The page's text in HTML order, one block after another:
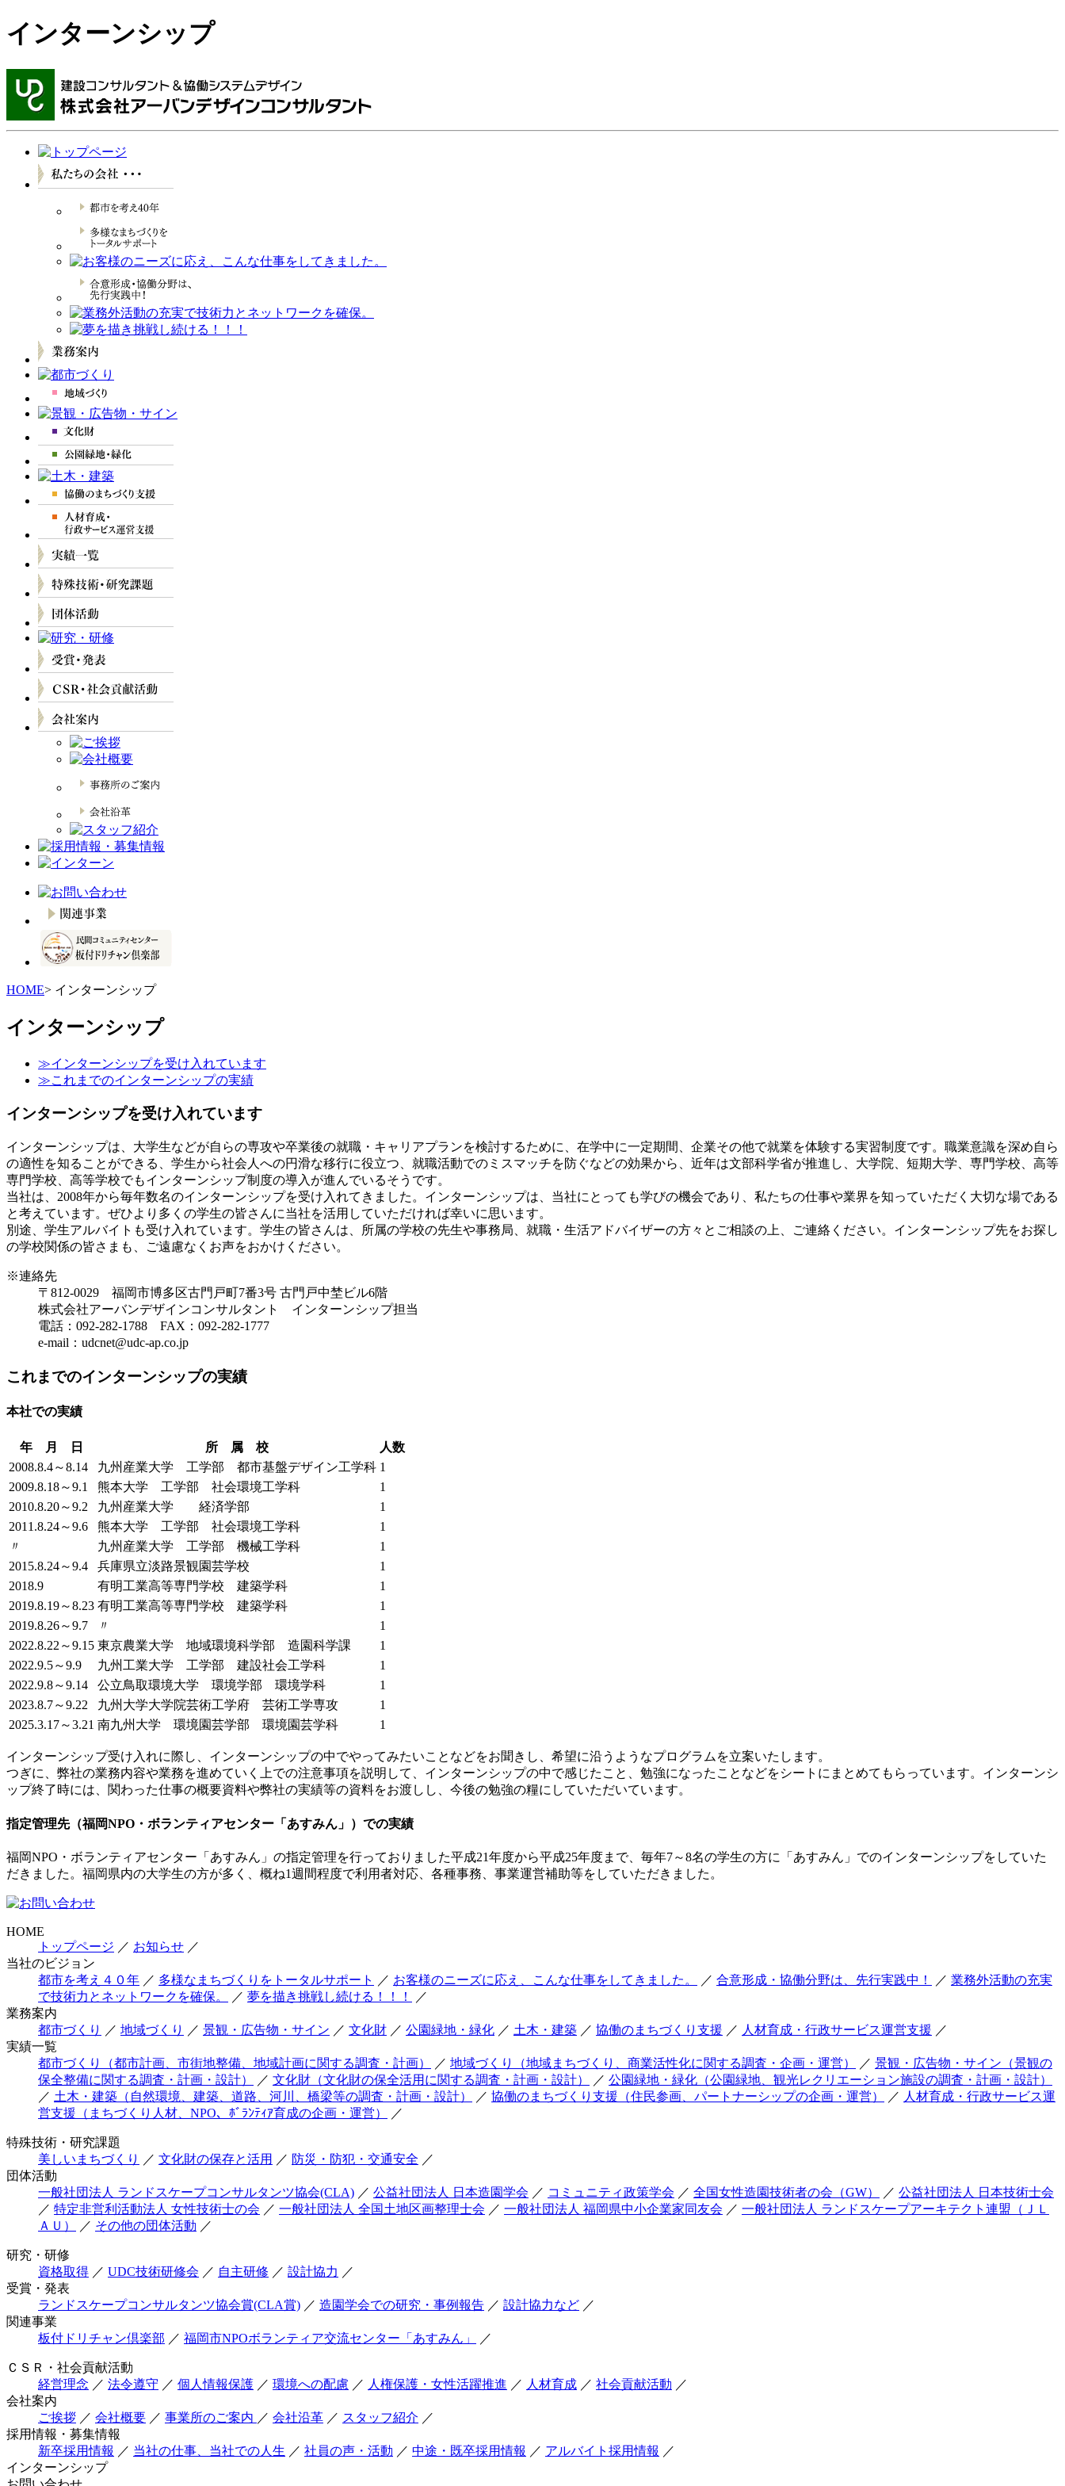
インターンシップ
HOME> インターンシップ
インターンシップ
≫インターンシップを受け入れています
≫これまでのインターンシップの実績
インターンシップを受け入れています
インターンシップは、大学生などが自らの専攻や卒業後の就職・キャリアプランを検討するために、在学中に一定期間、企業その他で就業を体験する実習制度です。職業意識を深め自ら
の適性を知ることができる、学生から社会人への円滑な移行に役立つ、就職活動でのミスマッチを防ぐなどの効果から、近年は文部科学省が推進し、大学院、短期大学、専門学校、高等
専門学校、高等学校でもインターンシップ制度の導入が進んでいるそうです。
当社は、2008年から毎年数名のインターンシップを受け入れてきました。インターンシップは、当社にとっても学びの機会であり、私たちの仕事や業界を知っていただく大切な場である
と考えています。ぜひより多くの学生の皆さんに当社を活用していただければ幸いに思います。
別途、学生アルバイトも受け入れています。学生の皆さんは、所属の学校の先生や事務局、就職・生活アドバイザーの方々とご相談の上、ご連絡ください。インターンシップ先をお探し
の学校関係の皆さまも、ご遠慮なくお声をおかけください。
※連絡先
〒812-0029 福岡市博多区古門戸町7番3号 古門戸中埜ビル6階
株式会社アーバンデザインコンサルタント インターンシップ担当
電話：092-282-1788 FAX：092-282-1777
e-mail：udcnet@udc-ap.co.jp
これまでのインターンシップの実績
本社での実績
年 月 日 所 属 校
人数
2008.8.4～8.14
九州産業大学 工学部 都市基盤デザイン工学科 1
2009.8.18～9.1
熊本大学 工学部 社会環境工学科
1
2010.8.20～9.2
九州産業大学 経済学部
1
2011.8.24～9.6
熊本大学 工学部 社会環境工学科
1
〃
九州産業大学 工学部 機械工学科
1
2015.8.24～9.4
兵庫県立淡路景観園芸学校
1
2018.9
有明工業高等専門学校 建築学科
1
2019.8.19～8.23 有明工業高等専門学校 建築学科
1
2019.8.26～9.7
〃
1
2022.8.22～9.15 東京農業大学 地域環境科学部 造園科学課
1
2022.9.5～9.9
九州工業大学 工学部 建設社会工学科
1
2022.9.8～9.14
公立鳥取環境大学 環境学部 環境学科
1
2023.8.7～9.22
九州大学大学院芸術工学府 芸術工学専攻
1
2025.3.17～3.21 南九州大学 環境園芸学部 環境園芸学科 1
インターンシップ受け入れに際し、インターンシップの中でやってみたいことなどをお聞きし、希望に沿うようなプログラムを立案いたします。
つぎに、弊社の業務内容や業務を進めていく上での注意事項を説明して、インターンシップの中で感じたこと、勉強になったことなどをシートにまとめてもらっています。インターンシ
ップ終了時には、関わった仕事の概要資料や弊社の実績等の資料をお渡しし、今後の勉強の糧にしていただいています。
指定管理先（福岡NPO・ボランティアセンター「あすみん」）での実績
福岡NPO・ボランティアセンター「あすみん」の指定管理を行っておりました平成21年度から平成25年度まで、毎年7～8名の学生の方に「あすみん」でのインターンシップをしていた
だきました。福岡県内の大学生の方が多く、概ね1週間程度で利用者対応、各種事務、事業運営補助等をしていただきました。
HOME
トップページ ／ お知らせ ／
当社のビジョン
都市を考え４０年 ／ 多様なまちづくりをトータルサポート ／ お客様のニーズに応え、こんな仕事をしてきました。 ／ 合意形成・協働分野は、先行実践中！ ／ 業務外活動の充実
で技術力とネットワークを確保。
／ 夢を描き挑戦し続ける！！！
／
業務案内
都市づくり
／ 地域づくり ／ 景観・広告物・サイン ／ 文化財 ／ 公園緑地・緑化 ／ 土木・建築 ／ 協働のまちづくり支援 ／ 人材育成・行政サービス運営支援 ／
実績一覧
都市づくり（都市計画、市街地整備、地域計画に関する調査・計画）
／ 地域づくり（地域まちづくり、商業活性化に関する調査・企画・運営） ／ 景観・広告物・サイン（景観の
保全整備に関する調査・計画・設計）
／ 文化財（文化財の保全活用に関する調査・計画・設計） ／ 公園緑地・緑化（公園緑地、観光レクリエーション施設の調査・計画・設計）
／ 土木・建築（自然環境、建築、道路、河川、橋梁等の調査・計画・設計） ／ 協働のまちづくり支援（住民参画、パートナーシップの企画・運営） ／ 人材育成・行政サービス運
営支援（まちづくり人材、NPO、ﾎﾞﾗﾝﾃｨｱ育成の企画・運営）
／
特殊技術・研究課題
美しいまちづくり
／ 文化財の保存と活用 ／ 防災・防犯・交通安全 ／
団体活動
一般社団法人 ランドスケープコンサルタンツ協会(CLA) ／ 公益社団法人 日本造園学会 ／ コミュニティ政策学会 ／ 全国女性造園技術者の会（GW） ／ 公益社団法人 日本技術士会
／ 特定非営利活動法人 女性技術士の会 ／ 一般社団法人 全国土地区画整理士会 ／ 一般社団法人 福岡県中小企業家同友会 ／ 一般社団法人 ランドスケープアーキテクト連盟（ＪＬ
ＡＵ）
／ その他の団体活動 ／
研究・研修
資格取得 ／ UDC技術研修会 ／ 自主研修 ／ 設計協力 ／
受賞・発表
ランドスケープコンサルタンツ協会賞(CLA賞) ／ 造園学会での研究・事例報告 ／ 設計協力など ／
関連事業
板付ドリチャン倶楽部 ／ 福岡市NPOボランティア交流センター「あすみん」 ／
ＣＳＲ・社会貢献活動
経営理念 ／ 法令遵守 ／ 個人情報保護 ／ 環境への配慮 ／ 人権保護・女性活躍推進 ／ 人材育成 ／ 社会貢献活動 ／
会社案内
ご挨拶 ／ 会社概要 ／ 事業所のご案内 ／ 会社沿革 ／ スタッフ紹介 ／
採用情報・募集情報
新卒採用情報 ／ 当社の仕事、当社での人生 ／ 社員の声・活動 ／ 中途・既卒採用情報 ／ アルバイト採用情報 ／
インターンシップ